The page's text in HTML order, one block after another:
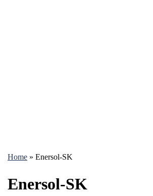
Home » Enersol-SK
Enersol-SK